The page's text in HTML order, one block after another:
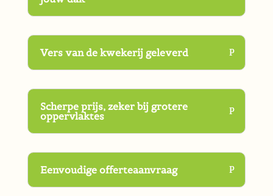
Vers van de kwekerij geleverd
Scherpe prijs, zeker bij grotere
oppervlaktes
Eenvoudige offerteaanvraag